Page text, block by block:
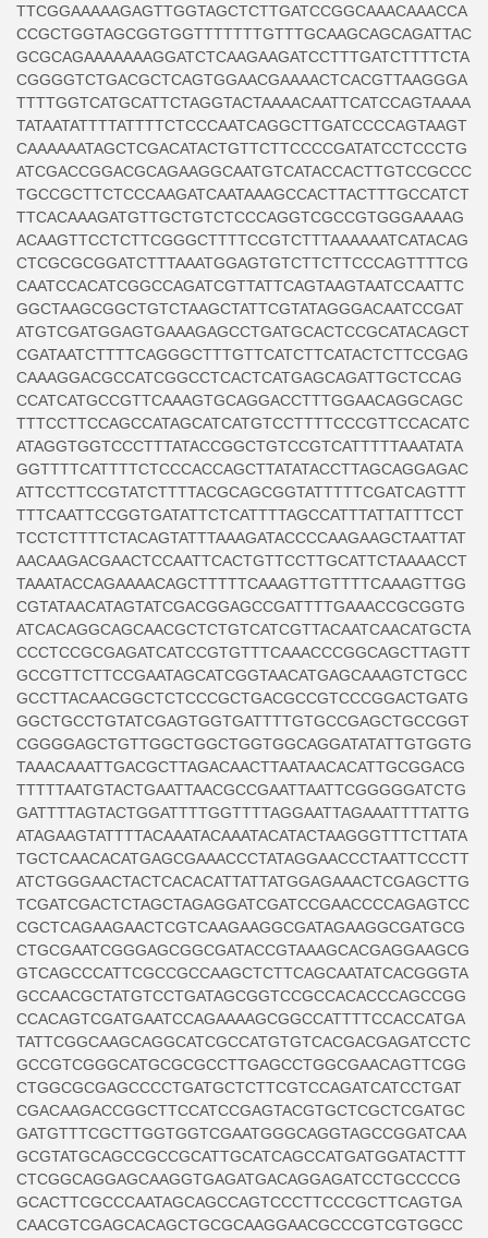
TTCGGAAAAAGAGTTGGTAGCTCTTGATCCGGCAAACAAACCA
CCGCTGGTAGCGGTGGTTTTTTTGTTTGCAAGCAGCAGATTAC
GCGCAGAAAAAAAGGATCTCAAGAAGATCCTTTGATCTTTTCTA
CGGGGTCTGACGCTCAGTGGAACGAAAACTCACGTTAAGGGA
TTTTGGTCATGCATTCTAGGTACTAAAACAATTCATCCAGTAAAA
TATAATATTTTATTTTCTCCCAATCAGGCTTGATCCCCAGTAAGT
CAAAAAATAGCTCGACATACTGTTCTTCCCCGATATCCTCCCTG
ATCGACCGGACGCAGAAGGCAATGTCATACCACTTGTCCGCCC
TGCCGCTTCTCCCAAGATCAATAAAGCCACTTACTTTGCCATCT
TTCACAAAGATGTTGCTGTCTCCCAGGTCGCCGTGGGAAAAG
ACAAGTTCCTCTTCGGGCTTTTCCGTCTTTAAAAAATCATACAG
CTCGCGCGGATCTTTAAATGGAGTGTCTTCTTCCCAGTTTTCG
CAATCCACATCGGCCAGATCGTTATTCAGTAAGTAATCCAATTC
GGCTAAGCGGCTGTCTAAGCTATTCGTATAGGGACAATCCGAT
ATGTCGATGGAGTGAAAGAGCCTGATGCACTCCGCATACAGCT
CGATAATCTTTTCAGGGCTTTGTTCATCTTCATACTCTTCCGAG
CAAAGGACGCCATCGGCCTCACTCATGAGCAGATTGCTCCAG
CCATCATGCCGTTCAAAGTGCAGGACCTTTGGAACAGGCAGC
TTTCCTTCCAGCCATAGCATCATGTCCTTTTCCCGTTCCACATC
ATAGGTGGTCCCTTTATACCGGCTGTCCGTCATTTTTAAATATA
GGTTTTCATTTTCTCCCACCAGCTTATATACCTTAGCAGGAGAC
ATTCCTTCCGTATCTTTTACGCAGCGGTATTTTTCGATCAGTTT
TTTCAATTCCGGTGATATTCTCATTTTAGCCATTTATTATTTCCT
TCCTCTTTTCTACAGTATTTAAAGATACCCCAAGAAGCTAATTAT
AACAAGACGAACTCCAATTCACTGTTCCTTGCATTCTAAAACCT
TAAATACCAGAAAACAGCTTTTTCAAAGTTGTTTTCAAAGTTGG
CGTATAACATAGTATCGACGGAGCCGATTTTGAAACCGCGGTG
ATCACAGGCAGCAACGCTCTGTCATCGTTACAATCAACATGCTA
CCCTCCGCGAGATCATCCGTGTTTCAAACCCGGCAGCTTAGTT
GCCGTTCTTCCGAATAGCATCGGTAACATGAGCAAAGTCTGCC
GCCTTACAACGGCTCTCCCGCTGACGCCGTCCCGGACTGATG
GGCTGCCTGTATCGAGTGGTGATTTTGTGCCGAGCTGCCGGT
CGGGGAGCTGTTGGCTGGCTGGTGGCAGGATATATTGTGGTG
TAAACAAATTGACGCTTAGACAACTTAATAACACATTGCGGACG
TTTTTAATGTACTGAATTAACGCCGAATTAATTCGGGGGATCTG
GATTTTAGTACTGGATTTTGGTTTTAGGAATTAGAAATTTTATTG
ATAGAAGTATTTTACAAATACAAATACATACTAAGGGTTTCTTATA
TGCTCAACACATGAGCGAAACCCTATAGGAACCCTAATTCCCTT
ATCTGGGAACTACTCACACATTATTATGGAGAAACTCGAGCTTG
TCGATCGACTCTAGCTAGAGGATCGATCCGAACCCCAGAGTCC
CGCTCAGAAGAACTCGTCAAGAAGGCGATAGAAGGCGATGCG
CTGCGAATCGGGAGCGGCGATACCGTAAAGCACGAGGAAGCG
GTCAGCCCATTCGCCGCCAAGCTCTTCAGCAATATCACGGGTA
GCCAACGCTATGTCCTGATAGCGGTCCGCCACACCCAGCCGG
CCACAGTCGATGAATCCAGAAAAGCGGCCATTTTCCACCATGA
TATTCGGCAAGCAGGCATCGCCATGTGTCACGACGAGATCCTC
GCCGTCGGGCATGCGCGCCTTGAGCCTGGCGAACAGTTCGG
CTGGCGCGAGCCCCTGATGCTCTTCGTCCAGATCATCCTGAT
CGACAAGACCGGCTTCCATCCGAGTACGTGCTCGCTCGATGC
GATGTTTCGCTTGGTGGTCGAATGGGCAGGTAGCCGGATCAA
GCGTATGCAGCCGCCGCATTGCATCAGCCATGATGGATACTTT
CTCGGCAGGAGCAAGGTGAGATGACAGGAGATCCTGCCCCG
GCACTTCGCCCAATAGCAGCCAGTCCCTTCCCGCTTCAGTGA
CAACGTCGAGCACAGCTGCGCAAGGAACGCCCGTCGTGGCC